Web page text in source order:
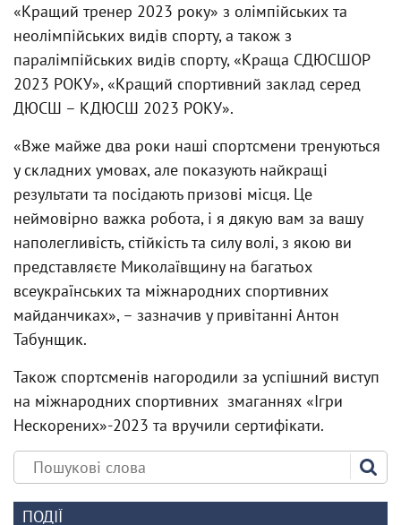
«Кращий тренер 2023 року» з олімпійських та
неолімпійських видів спорту, а також з
паралімпійських видів спорту, «Краща СДЮСШОР
2023 РОКУ», «Кращий спортивний заклад серед
ДЮСШ – КДЮСШ 2023 РОКУ».
«Вже майже два роки наші спортсмени тренуються
у складних умовах, але показують найкращі
результати та посідають призові місця. Це
неймовірно важка робота, і я дякую вам за вашу
наполегливість, стійкість та силу волі, з якою ви
представляєте Миколаївщину на багатьох
всеукраїнських та міжнародних спортивних
майданчиках», – зазначив у привітанні Антон
Табунщик.
Також спортсменів нагородили за успішний виступ
на міжнародних спортивних змаганнях «Ігри
Нескорених»-2023 та вручили сертифікати.
ПОДІЇ